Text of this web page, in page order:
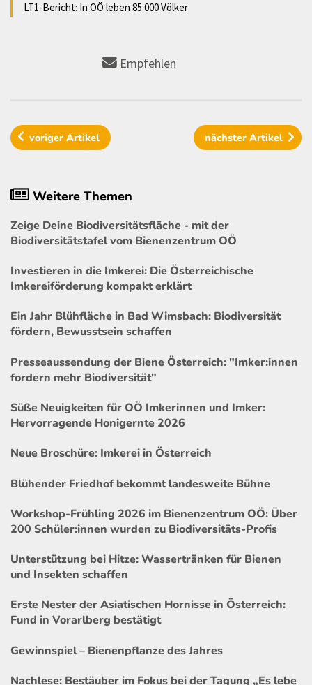
LT1-Bericht: In OÖ leben 85.000 Völker
Empfehlen
vorigerArtikel nächster Artikel
Weitere Themen
Zeige Deine Biodiversitätsfläche - mit der
Biodiversitätstafel vom Bienenzentrum OÖ
Investieren in die Imkerei: Die Österreichische
Imkereiförderung kompakt erklärt
Ein Jahr Blühfläche in Bad Wimsbach: Biodiversität
fördern, Bewusstsein schaffen
Presseaussendung der Biene Österreich: "Imker:innen
fordern mehr Biodiversität"
Süße Neuigkeiten für OÖ Imkerinnen und Imker:
Hervorragende Honigernte 2026
Neue Broschüre: Imkerei in Österreich
Blühender Friedhof bekommt landesweite Bühne
Workshop-Frühling 2026 im Bienenzentrum OÖ: Über
200 Schüler:innen wurden zu Biodiversitäts-Profis
Unterstützung bei Hitze: Wassertränken für Bienen
und Insekten schaffen
Erste Nester der Asiatischen Hornisse in Österreich:
Fund in Vorarlberg bestätigt
Gewinnspiel – Bienenpflanze des Jahres
Nachlese: Bestäuber im Fokus bei der Tagung „Es lebe